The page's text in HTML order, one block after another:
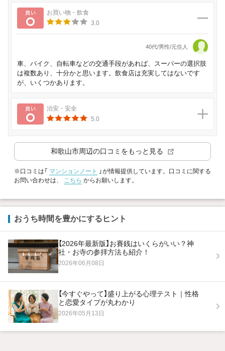
良い
お買い物・飲食
3.0
40代/男性/元住人
車、バイク、自転車などの交通手段があれば、スーパーの選択肢
は複数あり、十分かと思います。飲食店は充実してはないです
が、いくつかあります。
良い
治安・安全
5.0
和歌山市周辺の口コミをもっと見る
※口コミは「 マンションノート
」が情報提供しています。口コミに関する
お問い合わせは、 こちら からお願いします。
おうち時間を豊かにするヒント
【2026年最新版】お賽銭はいくらがいい？神
社・お寺の参拝方法も紹介！
2026年06月08日
【今すぐやって】盛り上がる心理テスト｜性格
と恋愛タイプが丸わかり
2026年05月13日